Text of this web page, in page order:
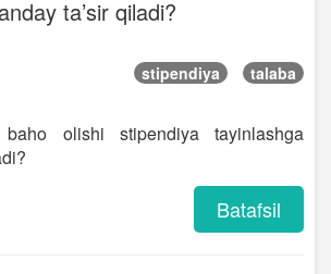
ta’sir qiladi?
stipendiya talaba
baho olishi stipendiya tayinlashga
Batafsil